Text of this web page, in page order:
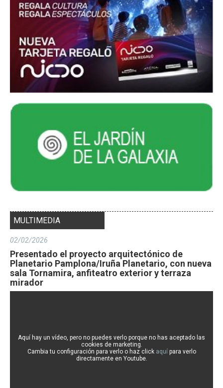
MULTIMEDIA
02/02/2026
Presentado el proyecto arquitectónico de
Planetario Pamplona/Iruña Planetario, con nueva
sala Tornamira, anfiteatro exterior y terraza
mirador
Aquí hay un vídeo, pero no puedes verlo porque no has aceptado las
cookies de marketing.
Cambia tu configuración para verlo o haz click aquí para verlo
directamente en Youtube.